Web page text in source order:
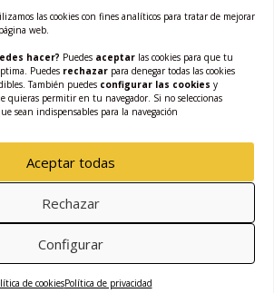
las cookies con fines analíticos para tratar de mejorar
web.
hacer? Puedes aceptar las cookies para que tu
Puedes rechazar para denegar todas las cookies
También puedes configurar las cookies y
quieras permitir en tu navegador. Si no seleccionas
sean indispensables para la navegación
Aceptar todas
Rechazar
Configurar
de cookiesPolítica de privacidad
– RM 0132 – Polvere Solar